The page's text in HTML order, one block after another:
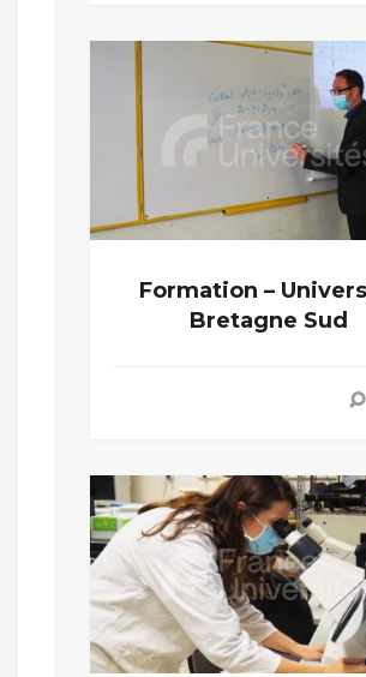
Formation –
Bretagne Sud